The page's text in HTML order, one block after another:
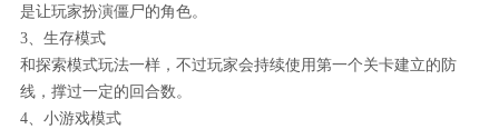
是让玩家扮演僵尸的角色。
3、生存模式
和探索模式玩法一样，不过玩家会持续使用第一个关卡建立的防
线，撑过一定的回合数。
4、小游戏模式